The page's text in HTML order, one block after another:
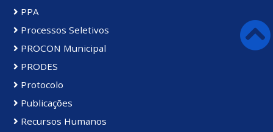
PPA
Processos Seletivos
PROCON Municipal
PRODES
Protocolo
Publicações
Recursos Humanos